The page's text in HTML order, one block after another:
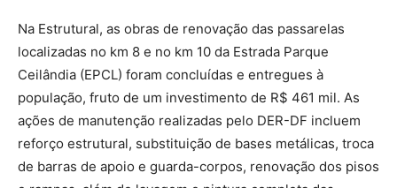
Na Estrutural, as obras de renovação das passarelas
localizadas no km 8 e no km 10 da Estrada Parque
Ceilândia (EPCL) foram concluídas e entregues à
população, fruto de um investimento de R$ 461 mil. As
ações de manutenção realizadas pelo DER-DF incluem
reforço estrutural, substituição de bases metálicas, troca
de barras de apoio e guarda-corpos, renovação dos pisos